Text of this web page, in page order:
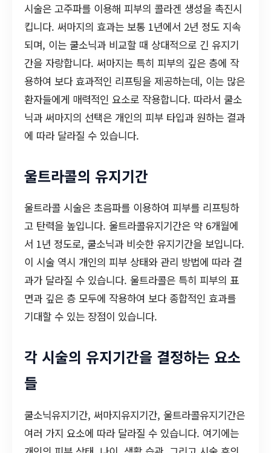
시술은 고주파를 이용해 피부의 콜라겐 생성을 촉진시
킵니다. 써마지의 효과는 보통 1년에서 2년 정도 지속
되며, 이는 쿨소닉과 비교할 때 상대적으로 긴 유지기
간을 자랑합니다. 써마지는 특히 피부의 깊은 층에 작
용하여 보다 효과적인 리프팅을 제공하는데, 이는 많은
환자들에게 매력적인 요소로 작용합니다. 따라서 쿨소
닉과 써마지의 선택은 개인의 피부 타입과 원하는 결과
에 따라 달라질 수 있습니다.
울트라콜의 유지기간
울트라콜 시술은 초음파를 이용하여 피부를 리프팅하
고 탄력을 높입니다. 울트라콜유지기간은 약 6개월에
서 1년 정도로, 쿨소닉과 비슷한 유지기간을 보입니다.
이 시술 역시 개인의 피부 상태와 관리 방법에 따라 결
과가 달라질 수 있습니다. 울트라콜은 특히 피부의 표
면과 깊은 층 모두에 작용하여 보다 종합적인 효과를
기대할 수 있는 장점이 있습니다.
각 시술의 유지기간을 결정하는 요소
들
쿨소닉유지기간, 써마지유지기간, 울트라콜유지기간은
여러 가지 요소에 따라 달라질 수 있습니다. 여기에는